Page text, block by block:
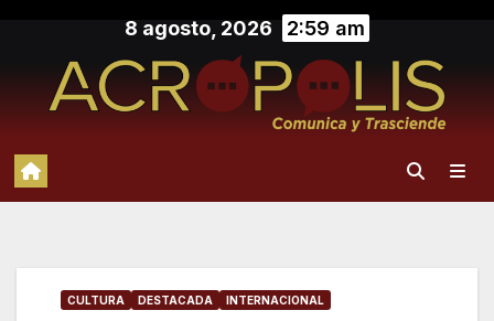
contenido
8 agosto, 2026 2:59 am
CULTURA DESTACADA INTERNACIONAL